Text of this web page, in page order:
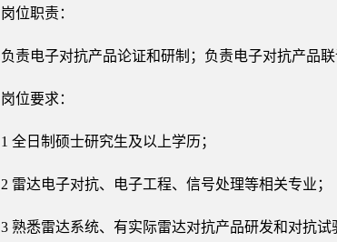
岗位职责：
负责电子对抗产品论证和研制；负责电子对抗产品
岗位要求：
1 全日制硕士研究生及以上学历；
2 雷达电子对抗、电子工程、信号处理等相关专业；
3 熟悉雷达系统、有实际雷达对抗产品研发和对抗试